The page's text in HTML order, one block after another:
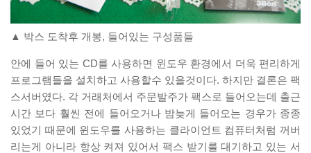
▲ 박스 도착후 개봉, 들어있는 구성품들
안에 들어 있는 CD를 사용하면 윈도우 환경에서 더욱 편리하게
프로그램들을 설치하고 사용할수 있을것이다. 하지만 결론은 팩
스서버였다. 각 거래처에서 주문발주가 팩스로 들어오는데 출근
시간 보다 훨씬 전에 들어오거나 밤늦게 들어오는 경우가 종종
있었기 때문에 윈도우를 사용하는 클라이언트 컴퓨터처럼 꺼버
리는게 아니라 항상 켜져 있어서 팩스 받기를 대기하고 있는 서